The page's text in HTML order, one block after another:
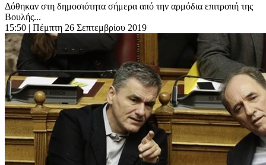
Δόθηκαν στη δημοσιότητα σήμερα από την αρμόδια επιτροπή της
Βουλής...
15:50 | Πέμπτη 26 Σεπτεμβρίου 2019